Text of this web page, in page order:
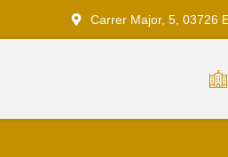
Carrer Major, 5, 03726